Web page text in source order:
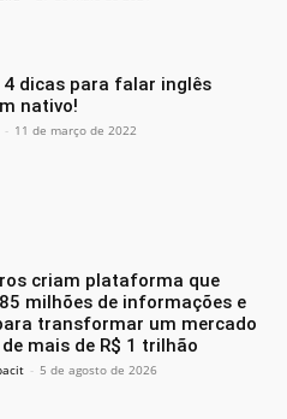
dicas para falar inglês
nativo!
- 11 de março de 2022
criam plataforma que
milhões de informações e
transformar um mercado
mais de R$ 1 trilhão
- 5 de agosto de 2026